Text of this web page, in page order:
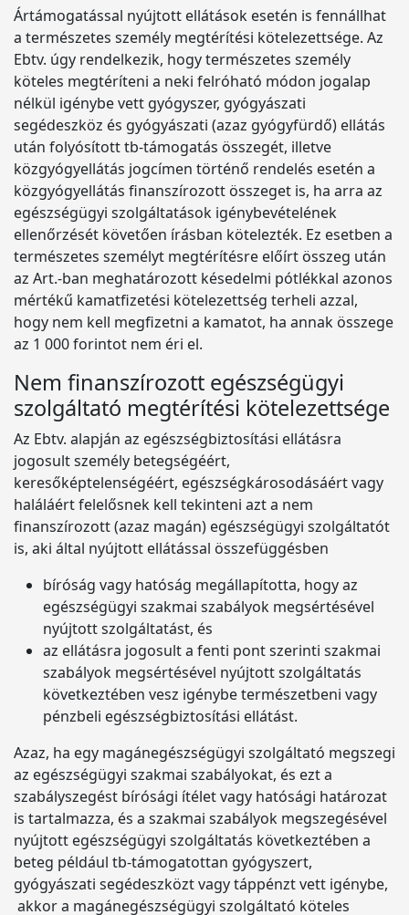
Ártámogatással nyújtott ellátások esetén is fennállhat
a természetes személy megtérítési kötelezettsége. Az
Ebtv. úgy rendelkezik, hogy természetes személy
köteles megtéríteni a neki felróható módon jogalap
nélkül igénybe vett gyógyszer, gyógyászati
segédeszköz és gyógyászati (azaz gyógyfürdő) ellátás
után folyósított tb-támogatás összegét, illetve
közgyógyellátás jogcímen történő rendelés esetén a
közgyógyellátás finanszírozott összeget is, ha arra az
egészségügyi szolgáltatások igénybevételének
ellenőrzését követően írásban kötelezték. Ez esetben a
természetes személyt megtérítésre előírt összeg után
az Art.-ban meghatározott késedelmi pótlékkal azonos
mértékű kamatfizetési kötelezettség terheli azzal,
hogy nem kell megfizetni a kamatot, ha annak összege
az 1 000 forintot nem éri el.
Nem finanszírozott egészségügyi
szolgáltató megtérítési kötelezettsége
Az Ebtv. alapján az egészségbiztosítási ellátásra
jogosult személy betegségéért,
keresőképtelenségéért, egészségkárosodásáért vagy
haláláért felelősnek kell tekinteni azt a nem
finanszírozott (azaz magán) egészségügyi szolgáltatót
is, aki által nyújtott ellátással összefüggésben
bíróság vagy hatóság megállapította, hogy az
egészségügyi szakmai szabályok megsértésével
nyújtott szolgáltatást, és
az ellátásra jogosult a fenti pont szerinti szakmai
szabályok megsértésével nyújtott szolgáltatás
következtében vesz igénybe természetbeni vagy
pénzbeli egészségbiztosítási ellátást.
Azaz, ha egy magánegészségügyi szolgáltató megszegi
az egészségügyi szakmai szabályokat, és ezt a
szabályszegést bírósági ítélet vagy hatósági határozat
is tartalmazza, és a szakmai szabályok megszegésével
nyújtott egészségügyi szolgáltatás következtében a
beteg például tb-támogatottan gyógyszert,
gyógyászati segédeszközt vagy táppénzt vett igénybe,
akkor a magánegészségügyi szolgáltató köteles